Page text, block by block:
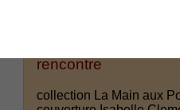
rencontre
collection La Main aux